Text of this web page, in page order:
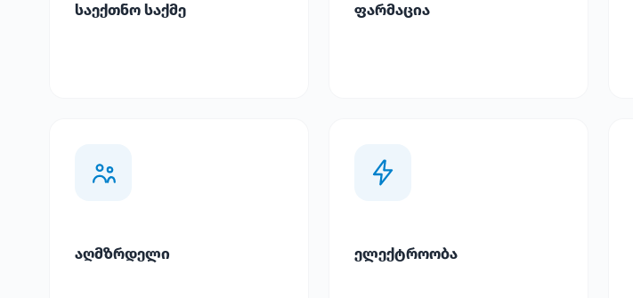
საექთნო საქმე ფარმაცია
აღმზრდელი ელექტროობა